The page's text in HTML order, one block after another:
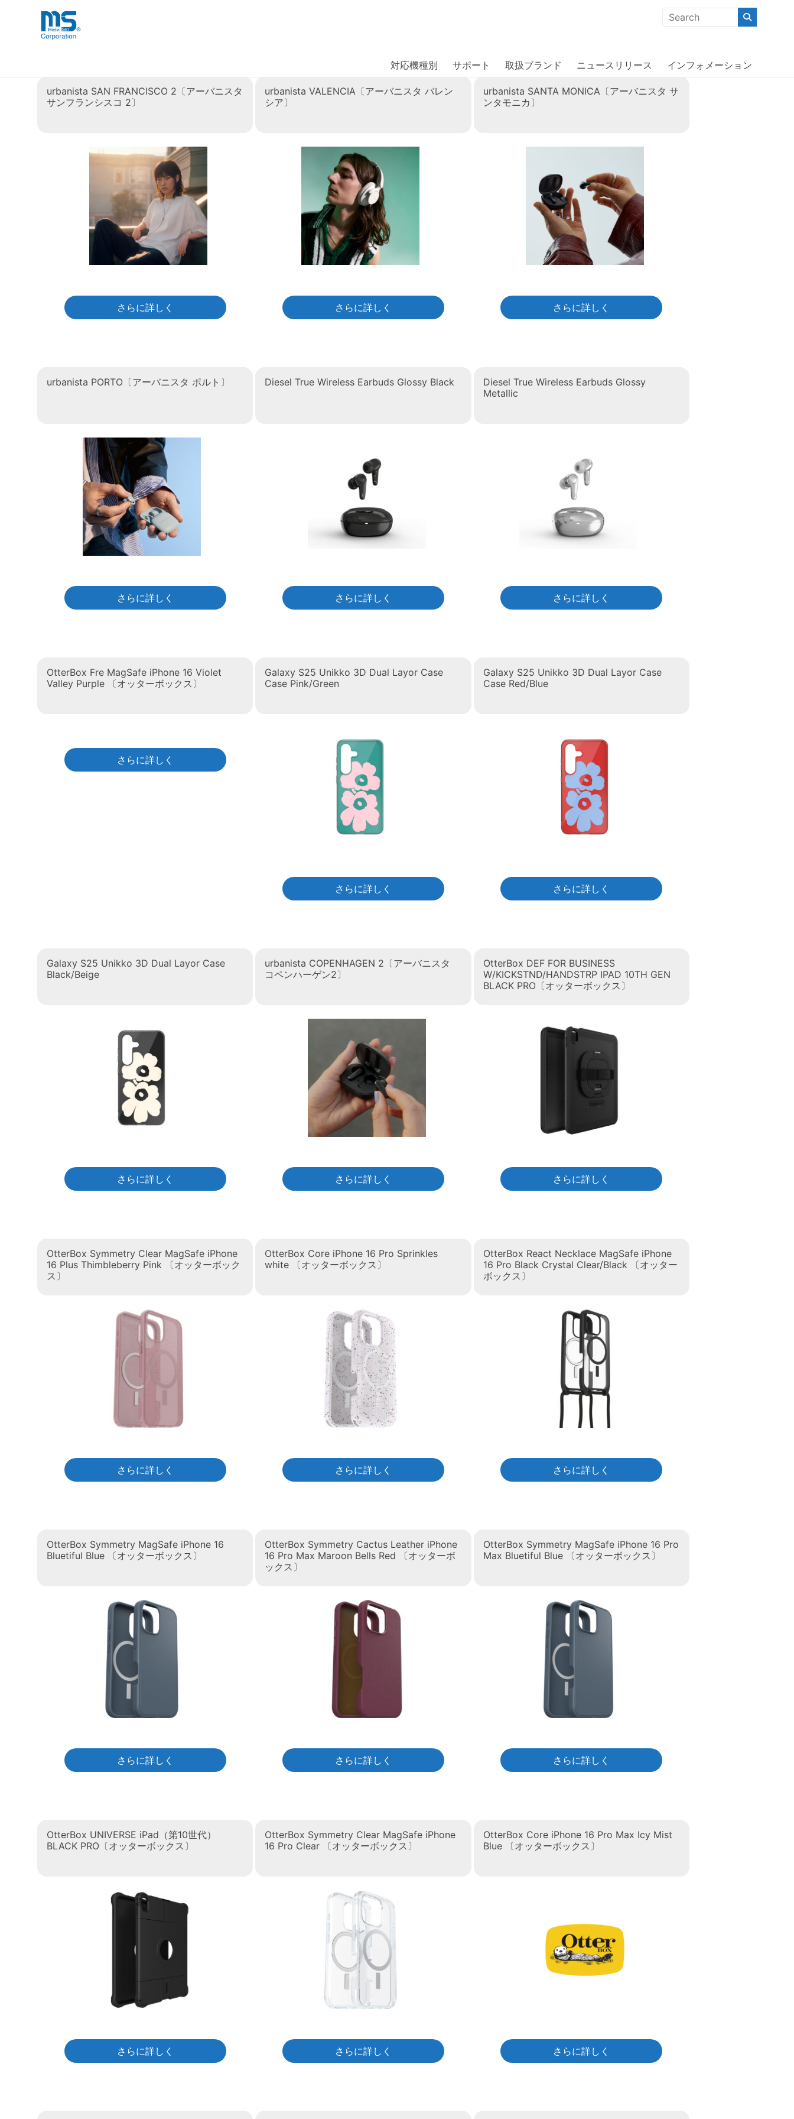
海外事業部が取り揃えている海外輸入商品には、日本では珍しい「海外ブランド」をはじめ「ユニークな商品」「機能的な商品」「コストパフォーマンスの高い商
対応機種別 サポート 取扱ブランド ニュースリリース インフォメーション
urbanista SAN FRANCISCO 2〔アーバニスタ
サンフランシスコ 2〕
さらに詳しく
urbanista VALENCIA〔アーバニスタ バレン
シア〕
さらに詳しく
urbanista SANTA MONICA〔アーバニスタ サ
ンタモニカ〕
さらに詳しく
urbanista PORTO〔アーバニスタ ポルト〕
さらに詳しく
Diesel True Wireless Earbuds Glossy Black
さらに詳しく
Diesel True Wireless Earbuds Glossy
Metallic
さらに詳しく
OtterBox Fre MagSafe iPhone 16 Violet
Valley Purple 〔オッターボックス〕
さらに詳しく
Galaxy S25 Unikko 3D Dual Layor Case
Case Pink/Green
さらに詳しく
Galaxy S25 Unikko 3D Dual Layor Case
Case Red/Blue
さらに詳しく
Galaxy S25 Unikko 3D Dual Layor Case
Black/Beige
さらに詳しく
urbanista COPENHAGEN 2〔アーバニスタ
コペンハーゲン2〕
さらに詳しく
OtterBox DEF FOR BUSINESS
W/KICKSTND/HANDSTRP IPAD 10TH GEN
BLACK PRO〔オッターボックス〕
さらに詳しく
OtterBox Symmetry Clear MagSafe iPhone
16 Plus Thimbleberry Pink 〔オッターボック
ス〕
さらに詳しく
OtterBox Core iPhone 16 Pro Sprinkles
white 〔オッターボックス〕
さらに詳しく
OtterBox React Necklace MagSafe iPhone
16 Pro Black Crystal Clear/Black 〔オッター
ボックス〕
さらに詳しく
OtterBox Symmetry MagSafe iPhone 16
Bluetiful Blue 〔オッターボックス〕
さらに詳しく
OtterBox Symmetry Cactus Leather iPhone
16 Pro Max Maroon Bells Red 〔オッターボ
ックス〕
さらに詳しく
OtterBox Symmetry MagSafe iPhone 16 Pro
Max Bluetiful Blue 〔オッターボックス〕
さらに詳しく
OtterBox UNIVERSE iPad（第10世代）
BLACK PRO〔オッターボックス〕
さらに詳しく
OtterBox Symmetry Clear MagSafe iPhone
16 Pro Clear 〔オッターボックス〕
さらに詳しく
OtterBox Core iPhone 16 Pro Max Icy Mist
Blue 〔オッターボックス〕
さらに詳しく